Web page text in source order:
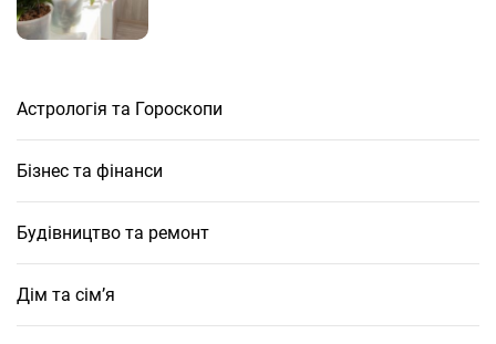
Астрологія та Гороскопи
Бізнес та фінанси
Будівництво та ремонт
Дім та сім’я